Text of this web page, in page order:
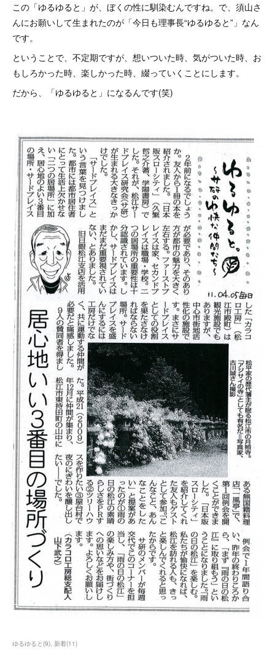
この「ゆるゆると」が、ぼくの性に馴染むんですね。で、須山さ
んにお願いして生まれたのが「今日も理事長“ゆるゆると”」なん
です。
ということで、不定期ですが、想いついた時、気がついた時、お
もしろかった時、楽しかった時、綴っていくことにします。
だから、「ゆるゆると」になるんです(笑)
ゆるゆると(9) 新着(11)